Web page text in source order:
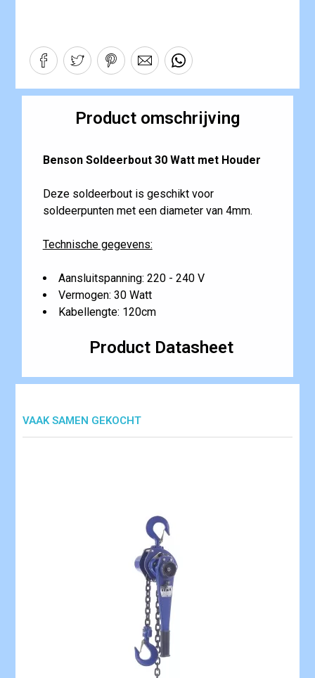
Product omschrijving
Benson Soldeerbout 30 Watt met Houder
Deze soldeerbout is geschikt voor
soldeerpunten met een diameter van 4mm.
Technische gegevens:
Aansluitspanning: 220 - 240 V
Vermogen: 30 Watt
Kabellengte: 120cm
Product Datasheet
VAAK SAMEN GEKOCHT